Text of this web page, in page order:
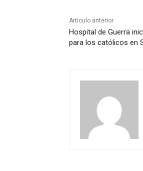
Artículo anterior
Hospital de Guerra
para los católicos en